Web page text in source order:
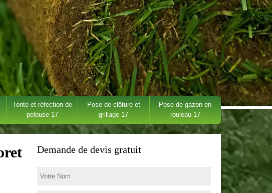
Tonte et réfection de
pelouse 17
Pose de clôture et
grillage 17
Pose de gazon en
rouleau 17
Demande de devis gratuit